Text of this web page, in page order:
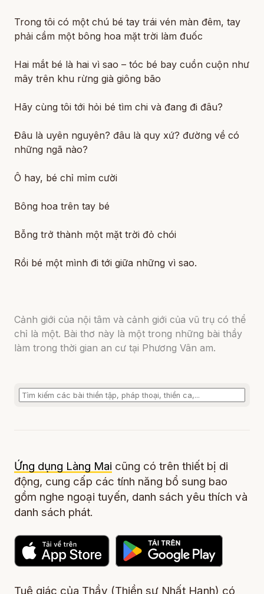
Trong tôi có một chú bé tay trái vén màn đêm, tay
phải cầm một bông hoa mặt trời làm đuốc
Hai mắt bé là hai vì sao – tóc bé bay cuồn cuộn như
mây trên khu rừng già giông bão
Hãy cùng tôi tới hỏi bé tìm chi và đang đi đâu?
Đâu là uyên nguyên? đâu là quy xứ? đường về có
những ngã nào?
Ô hay, bé chỉ mỉm cười
Bông hoa trên tay bé
Bỗng trở thành một mặt trời đỏ chói
Rồi bé một mình đi tới giữa những vì sao.
Cảnh giới của nội tâm và cảnh giới của vũ trụ có thể
chỉ là một. Bài thơ này là một trong những bài thầy
làm trong thời gian an cư tại Phương Vân am.
Ứng dụng Làng Mai cũng có trên thiết bị di
động, cung cấp các tính năng bổ sung bao
gồm nghe ngoại tuyến, danh sách yêu thích và
danh sách phát.
Tuệ giác của Thầy (Thiền sư Nhất Hạnh) có